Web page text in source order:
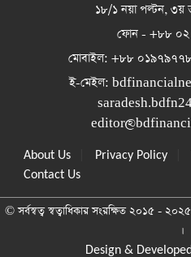
১৮/১ নয়া পল্টন, ৩য়
ফোন - +৮৮
মোবাইল: +৮৮
ই-মেইল:
About Us Privacy Policy
Contact Us
© সর্বস্বত্ব স্বত্বাধিকার সংরক্ষিত ২০১৫ -
।
Design &